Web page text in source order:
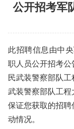
公开招考军
此招聘信息由中
职人员公开招考公
民武装警察部队
武装警察部队工
保证您获取的招
动情况。